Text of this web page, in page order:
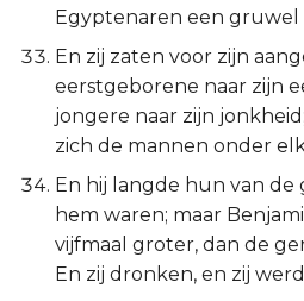
Egyptenaren een gruwel
En zij zaten voor zijn
eerstgeborene naar zijn
jongere naar zijn
zich de mannen onder
En hij langde hun van de
hem waren; maar
vijfmaal groter, dan de
En zij dronken, en zij